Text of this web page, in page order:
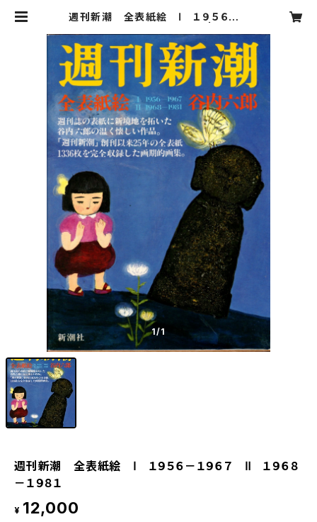
週刊新潮 全表紙絵 Ⅰ １９５６－１
ンデライオン
1/1
週刊新潮 全表紙絵 Ⅰ １９５６－１９６７ Ⅱ １９６８
－１９８１
¥ 12,000